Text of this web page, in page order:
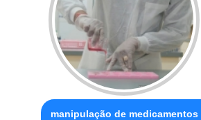
manipulação de medicamentos